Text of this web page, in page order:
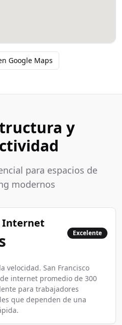
Google Maps
y
para espacios de
modernos
Internet
Excelente
velocidad. San Francisco
internet promedio de 300
para trabajadores
que dependen de una